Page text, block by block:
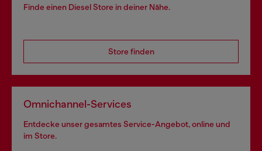
Finde einen Diesel Store in deiner Nähe.
Store finden
Omnichannel-Services
Entdecke unser gesamtes Service-Angebot, online und
im Store.